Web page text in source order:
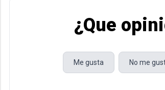
¿Que
Me gusta No me